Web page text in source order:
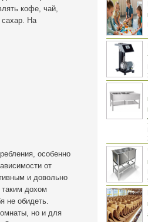
кофе, чай,
сахар. На
особенно
от
и довольно
дохом
не обидеть.
но и для